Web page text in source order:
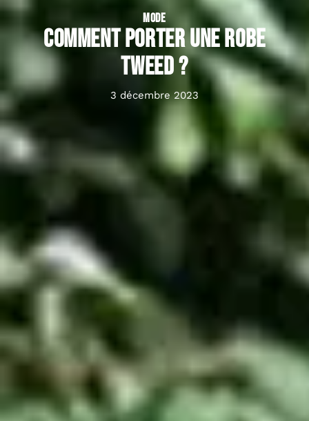
MODE
Comment porter une robe
tweed ?
3 décembre 2023